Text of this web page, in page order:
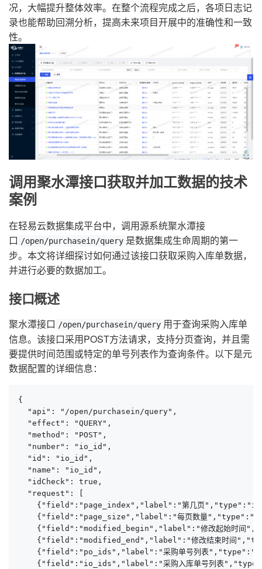
况，大幅提升整体效率。在整个流程完成之后，各项日志记
录也能帮助回溯分析，提高未来项目开展中的准确性和一致
性。
调用聚水潭接口获取并加工数据的技术
案例
在轻易云数据集成平台中，调用源系统聚水潭接
口 /open/purchasein/query 是数据集成生命周期的第一
步。本文将详细探讨如何通过该接口获取采购入库单数据，
并进行必要的数据加工。
接口概述
聚水潭接口 /open/purchasein/query 用于查询采购入库单
信息。该接口采用POST方法请求，支持分页查询，并且需
要提供时间范围或特定的单号列表作为查询条件。以下是元
数据配置的详细信息：
{
  "api": "/open/purchasein/query",
  "effect": "QUERY",
  "method": "POST",
  "number": "io_id",
  "id": "io_id",
  "name": "io_id",
  "idCheck": true,
  "request": [
{"field":"page_index","label":"第几页
{"field":"page_size","label":"每页数量
{"field":"modified_begin","label":"修改起始时间
{"field":"modified_end","label":"修改结束时间
{"field":"po_ids","label":"采购单号列表
{"field":"io_ids","label":"采购入库单号列表